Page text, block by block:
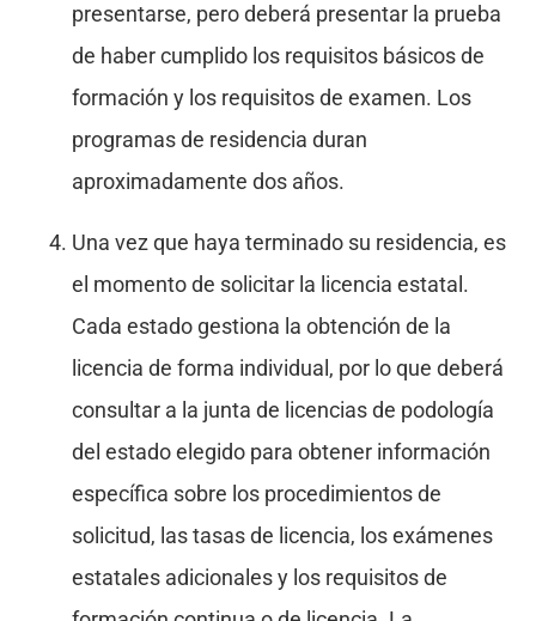
presentarse, pero deberá presentar la prueba
de haber cumplido los requisitos básicos de
formación y los requisitos de examen. Los
programas de residencia duran
aproximadamente dos años.
Una vez que haya terminado su residencia, es
el momento de solicitar la licencia estatal.
Cada estado gestiona la obtención de la
licencia de forma individual, por lo que deberá
consultar a la junta de licencias de podología
del estado elegido para obtener información
específica sobre los procedimientos de
solicitud, las tasas de licencia, los exámenes
estatales adicionales y los requisitos de